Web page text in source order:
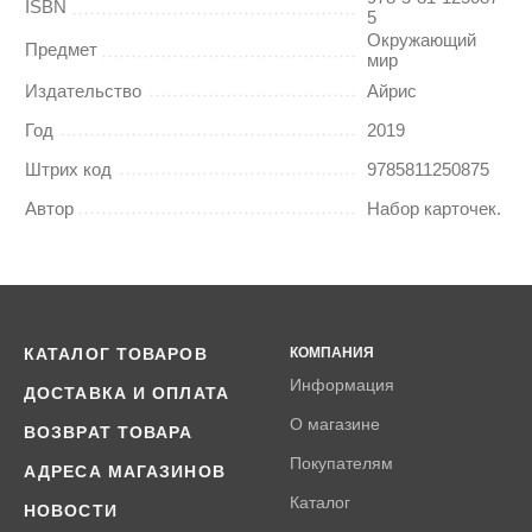
ISBN
5
Предмет
Окружающий
мир
Издательство
Айрис
Год
2019
Штрих код
9785811250875
Автор
Набор карточек.
КАТАЛОГ ТОВАРОВ
ДОСТАВКА И ОПЛАТА
ВОЗВРАТ ТОВАРА
АДРЕСА МАГАЗИНОВ
НОВОСТИ
КОМПАНИЯ
Информация
О магазине
Покупателям
Каталог